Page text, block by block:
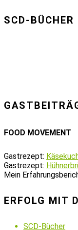
SCD-BÜCHER
FOOD MOVEMENT
Gastrezept:
Gastrezept:
Mein
ERFOLG MIT
SCD-Bücher